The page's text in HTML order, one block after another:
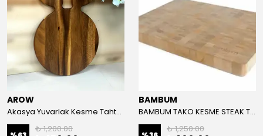
AROW
Akasya Yuvarlak Kesme Tahtası 25 Cm
₺ 1,200.00
BAMBUM
BAMBUM TAKO KESME STEAK TAHTASI
₺ 1,250.00